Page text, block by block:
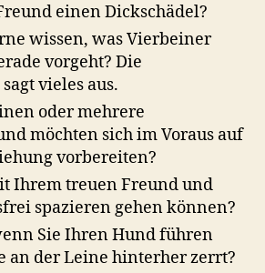
einen Dickschädel?
wissen, was Vierbeiner
vorgeht? Die
vieles aus.
oder mehrere
möchten sich im Voraus auf
vorbereiten?
Ihrem treuen Freund und
spazieren gehen können?
Sie Ihren Hund führen
an der Leine hinterher zerrt?